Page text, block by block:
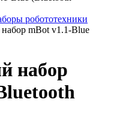
робототехники
mBot v1.1-Blue
набор